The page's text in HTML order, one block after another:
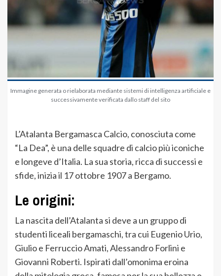
Immagine generata o rielaborata mediante sistemi di intelligenza artificiale e
successivamente verificata dallo staff del sito
L’Atalanta Bergamasca Calcio, conosciuta come
“La Dea”, è una delle squadre di calcio più iconiche
e longeve d’Italia. La sua storia, ricca di successi e
sfide, inizia il 17 ottobre 1907 a Bergamo.
Le origini:
La nascita dell’Atalanta si deve a un gruppo di
studenti liceali bergamaschi, tra cui Eugenio Urio,
Giulio e Ferruccio Amati, Alessandro Forlini e
Giovanni Roberti. Ispirati dall’omonima eroina